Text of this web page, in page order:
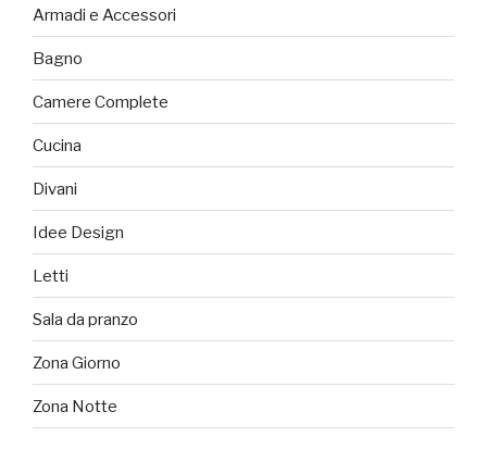
Armadi e Accessori
Bagno
Camere Complete
Cucina
Divani
Idee Design
Letti
Sala da pranzo
Zona Giorno
Zona Notte